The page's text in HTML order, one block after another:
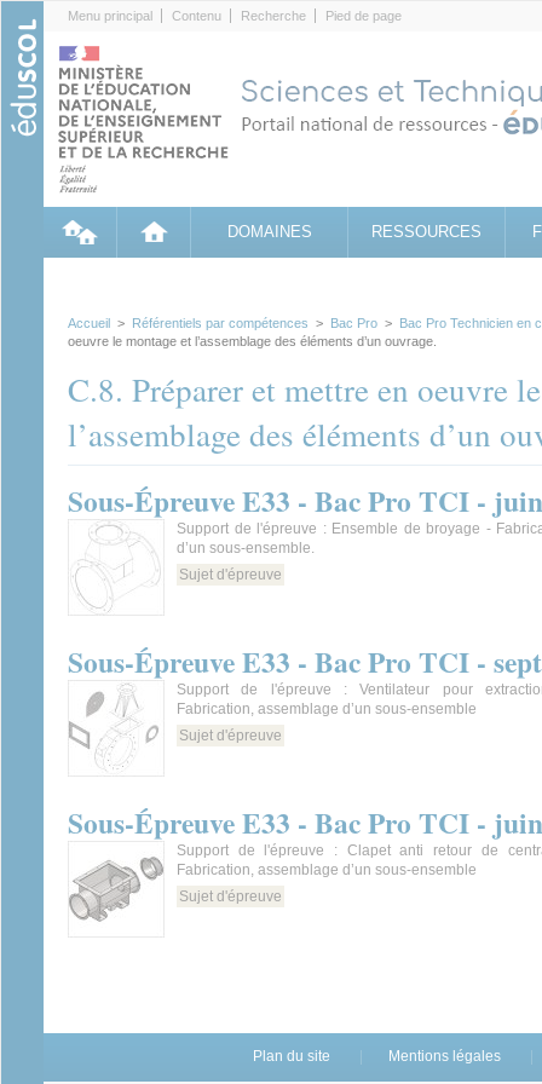
Menu principal Contenu Recherche Pied de page
DOMAINES RESSOURCES
Accueil > Référentiels par compétences > Bac Pro > Bac Pro Technicien en
oeuvre le montage et l’assemblage des éléments d’un ouvrage.
C.8. Préparer et mettre en oeuvre
l’assemblage des éléments d’un
Sous-Épreuve E33 - Bac Pro TCI -
Support de l'épreuve : Ensemble de broyage -
d’un sous-ensemble.
Sujet d'épreuve
Sous-Épreuve E33 - Bac Pro TCI -
Support de l'épreuve : Ventilateur pour
Fabrication, assemblage d’un sous-ensemble
Sujet d'épreuve
Sous-Épreuve E33 - Bac Pro TCI -
Support de l'épreuve : Clapet anti retour de
Fabrication, assemblage d’un sous-ensemble
Sujet d'épreuve
Plan du site Mentions légales